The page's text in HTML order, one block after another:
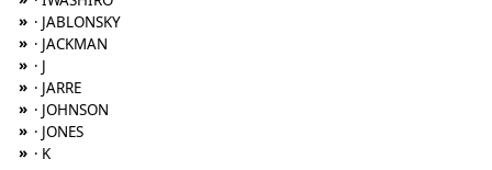
» · JABLONSKY
» · JACKMAN
» · J
» · JARRE
» · JOHNSON
» · JONES
» · K